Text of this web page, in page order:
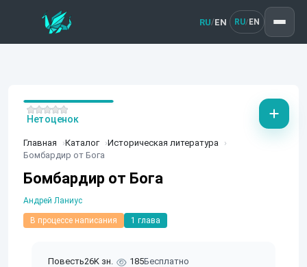
RU/EN RU/ EN
Главная Каталог
Историческая литература
Бомбардир от Бога
Бомбардир от Бога
Андрей Ланиус
В процессе написания 1 глава
Повесть26K зн. 185Бесплатно
Нет оценок